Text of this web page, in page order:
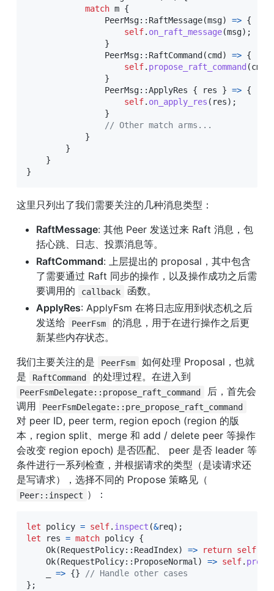
match m {
PeerMsg:: RaftMessage(msg) => {
self. on_raft_message(msg) ;
}
PeerMsg:: RaftCommand (cmd ) => {
self. propose_raft_command (cmd
}
PeerMsg::ApplyRes { res } => {
self. on_apply_res ( res) ;
}
// Other match arms...
}
}
}
}
这里只列出了我们需要关注的几种消息类型：
RaftMessage: 其他 Peer 发送过来 Raft 消息，包
括心跳、日志、投票消息等。
RaftCommand: 上层提出的 proposal，其中包含
了需要通过 Raft 同步的操作，以及操作成功之后需
要调用的
callback
函数。
ApplyRes: ApplyFsm 在将日志应用到状态机之后
发送给
PeerFsm
的消息，用于在进行操作之后更
新某些内存状态。
我们主要关注的是
PeerFsm
如何处理 Proposal，也就
是
RaftCommand
PeerFsmDelegate::propose_raft_command
后，首先会
调用
PeerFsmDelegate::pre_propose_raft_command
对 peer ID, peer term, region epoch (region 的版
本，region split、merge 和 add / delete peer 等操作
会改变 region epoch) 是否匹配、 peer 是否 leader 等
条件进行一系列检查，并根据请求的类型（是读请求还
Peer::inspect ）：
let policy = self. inspect (&req) ;
let res = match policy {
Ok(RequestPolicy:: ReadIndex) => return self
Ok(RequestPolicy:: ProposeNormal) => self.
=> {}
// Handle other cases
} ;